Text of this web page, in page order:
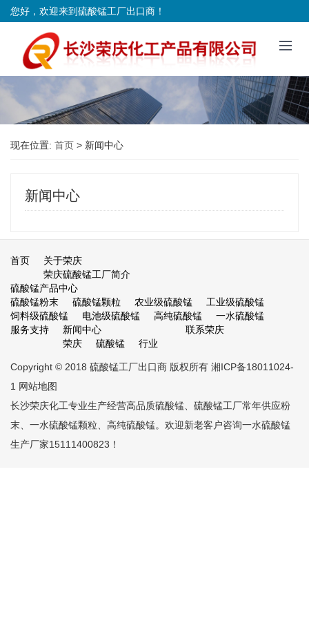
您好，欢迎来到硫酸锰工厂出口商！
现在位置: 首页 > 新闻中心
新闻中心
首页
关于荣庆
荣庆硫酸锰工厂简介
硫酸锰产品中心
硫酸锰粉末
硫酸锰颗粒 农业级硫酸锰
工业级硫酸锰
饲料级硫酸锰
电池级硫酸锰 高纯硫酸锰
一水硫酸锰
服务支持
新闻中心
荣庆
硫酸锰 行业
联系荣庆
Copyright © 2018 硫酸锰工厂出口商 版权所有 湘ICP备18011024-
1 网站地图
长沙荣庆化工专业生产经营高品质硫酸锰 硫酸锰工厂常年供应粉
末、一水硫酸锰颗粒、高纯硫酸锰。欢迎新老客户咨询一水硫酸锰
生产厂家15111400823！